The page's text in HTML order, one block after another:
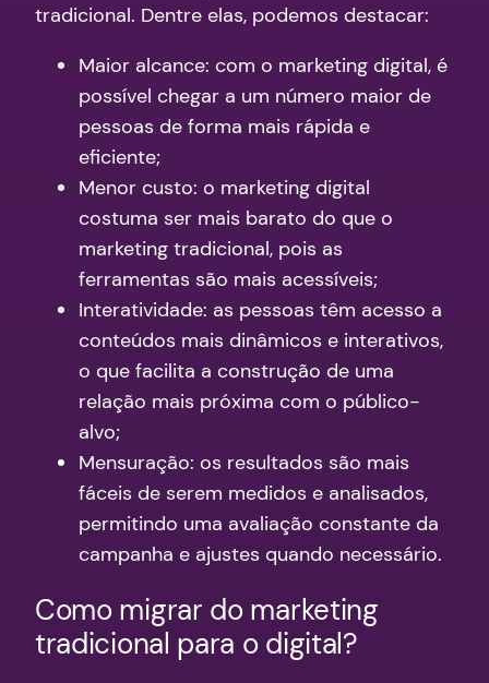
tradicional. Dentre elas, podemos destacar:
Maior alcance: com o marketing digital, é
possível chegar a um número maior de
pessoas de forma mais rápida e
eficiente;
Menor custo: o marketing digital
costuma ser mais barato do que o
marketing tradicional, pois as
ferramentas são mais acessíveis;
Interatividade: as pessoas têm acesso a
conteúdos mais dinâmicos e interativos,
o que facilita a construção de uma
relação mais próxima com o público-
alvo;
Mensuração: os resultados são mais
fáceis de serem medidos e analisados,
permitindo uma avaliação constante da
campanha e ajustes quando necessário.
Como migrar do marketing
tradicional para o digital?